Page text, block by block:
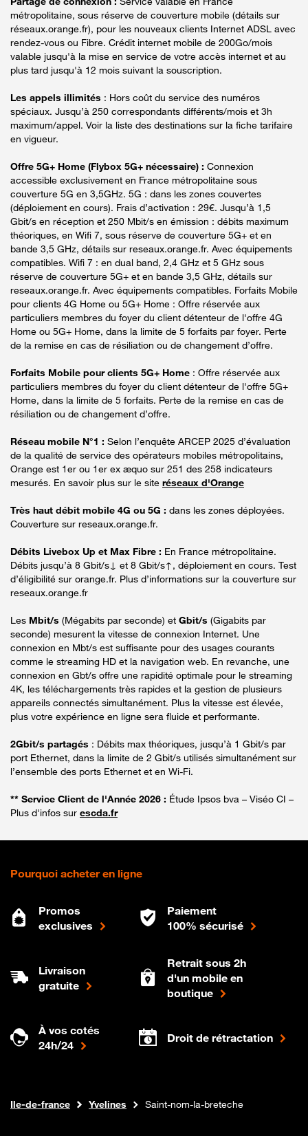
métropolitaine, sous réserve de couverture mobile (détails sur
réseaux.orange.fr), pour les nouveaux clients Internet ADSL avec
rendez-vous ou Fibre. Crédit internet mobile de 200Go/mois
valable jusqu'à la mise en service de votre accès internet et au
plus tard jusqu'à 12 mois suivant la souscription.
Les appels illimités : Hors coût du service des numéros
spéciaux. Jusqu’à 250 correspondants différents/mois et 3h
maximum/appel. Voir la liste des destinations sur la fiche tarifaire
en vigueur.
Offre 5G+ Home (Flybox 5G+ nécessaire) : Connexion
accessible exclusivement en France métropolitaine sous
couverture 5G en 3,5GHz. 5G : dans les zones couvertes
(déploiement en cours). Frais d’activation : 29€. Jusqu’à 1,5
Gbit/s en réception et 250 Mbit/s en émission : débits maximum
théoriques, en Wifi 7, sous réserve de couverture 5G+ et en
bande 3,5 GHz, détails sur reseaux.orange.fr. Avec équipements
compatibles. Wifi 7 : en dual band, 2,4 GHz et 5 GHz sous
réserve de couverture 5G+ et en bande 3,5 GHz, détails sur
reseaux.orange.fr. Avec équipements compatibles. Forfaits Mobile
pour clients 4G Home ou 5G+ Home : Offre réservée aux
particuliers membres du foyer du client détenteur de l'offre 4G
Home ou 5G+ Home, dans la limite de 5 forfaits par foyer. Perte
de la remise en cas de résiliation ou de changement d’offre.
Forfaits Mobile pour clients 5G+ Home : Offre réservée aux
particuliers membres du foyer du client détenteur de l'offre 5G+
Home, dans la limite de 5 forfaits. Perte de la remise en cas de
résiliation ou de changement d’offre.
Réseau mobile N°1 : Selon l’enquête ARCEP 2025 d’évaluation
de la qualité de service des opérateurs mobiles métropolitains,
Orange est 1er ou 1er ex æquo sur 251 des 258 indicateurs
mesurés. En savoir plus sur le site réseaux d'Orange
Très haut débit mobile 4G ou 5G : dans les zones déployées.
Couverture sur reseaux.orange.fr.
Débits Livebox Up et Max Fibre : En France métropolitaine.
Débits jusqu’à 8 Gbit/s↓ et 8 Gbit/s↑, déploiement en cours. Test
d’éligibilité sur orange.fr. Plus d’informations sur la couverture sur
reseaux.orange.fr
Les Mbit/s (Mégabits par seconde) et Gbit/s (Gigabits par
seconde) mesurent la vitesse de connexion Internet. Une
connexion en Mbt/s est suffisante pour des usages courants
comme le streaming HD et la navigation web. En revanche, une
connexion en Gbt/s offre une rapidité optimale pour le streaming
4K, les téléchargements très rapides et la gestion de plusieurs
appareils connectés simultanément. Plus la vitesse est élevée,
plus votre expérience en ligne sera fluide et performante.
2Gbit/s partagés : Débits max théoriques, jusqu’à 1 Gbit/s par
port Ethernet, dans la limite de 2 Gbit/s utilisés simultanément sur
l’ensemble des ports Ethernet et en Wi-Fi.
** Service Client de l'Année 2026 : Étude Ipsos bva – Viséo CI –
Plus d'infos sur escda.fr
Pourquoi acheter en ligne
Promos
exclusives
Paiement
100% sécurisé
Livraison
gratuite
Retrait sous 2h
d'un mobile en
boutique
À vos cotés
24h/24
Droit de rétractation
Boutique Orange
Internet fibre
Ile-de-france Yvelines Saint-nom-la-breteche